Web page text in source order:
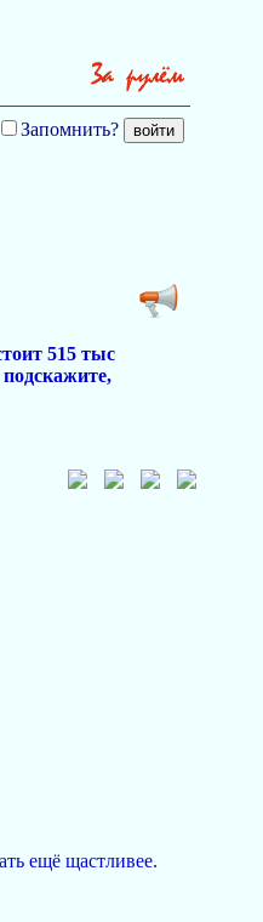
Запомнить?
515 тыс
ещё щастливее.